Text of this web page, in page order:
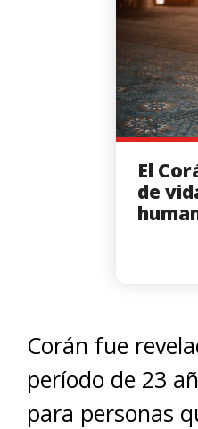
El
de
Corán fue
período de 23
para personas